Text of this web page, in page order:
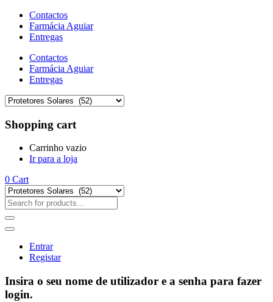
Contactos
Farmácia Aguiar
Entregas
Contactos
Farmácia Aguiar
Entregas
Shopping cart
Carrinho vazio
Ir para a loja
0 Cart
Entrar
Registar
Insira o seu nome de utilizador e a senha para fazer
login.